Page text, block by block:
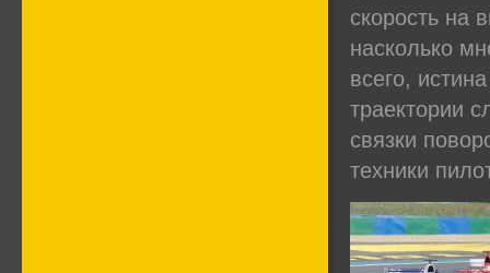
скорость на
насколько
всего,
траектории
связки
техники